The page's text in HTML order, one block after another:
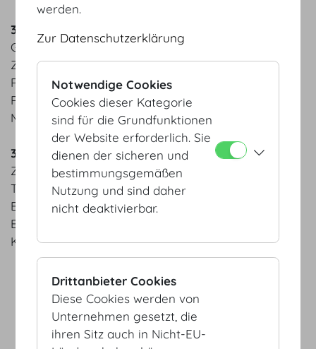
3 Gang Menü Sommer
Gebeizte Bachforelle „Gut Dornau“ |
Zitronenbuttermilch | Rettich | grüner Apfel
Rosa gebratener Kalbstafelspitz | Trüffelraviolo |
Röstzwiebel-Gremolata | gegrillte Babykarotten
MOTTO Apfelstrudel deconstructed
3 Gang Menü Herbst
Zitronenmarinierte Bio-Garnele | geschmorter
Treviso | Orange | Sesam
Beiried | Purée de Paris | Karotten | Schalotten |
Brunnenkresse
Key Lime Cheesecake | salziges Karamelleis
AGB
Datenschutz
Impressum
werden.
Zur Datenschutzerklärung
Notwendige Cookies
Cookies dieser Kategorie
sind für die Grundfunktionen
der Website erforderlich. Sie
dienen der sicheren und
bestimmungsgemäßen
Nutzung und sind daher
nicht deaktivierbar.
Drittanbieter Cookies
Diese Cookies werden von
Unternehmen gesetzt, die
ihren Sitz auch in Nicht-EU-